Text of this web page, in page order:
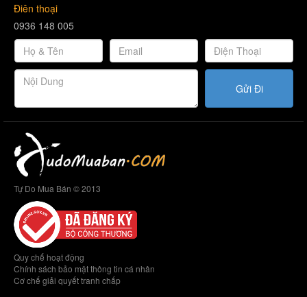
Điên thoại
0936 148 005
Gửi Đi
Tự Do Mua Bán © 2013
Quy chế hoạt động
Chính sách bảo mật thông tin cá nhân
Cơ chế giải quyết tranh chấp